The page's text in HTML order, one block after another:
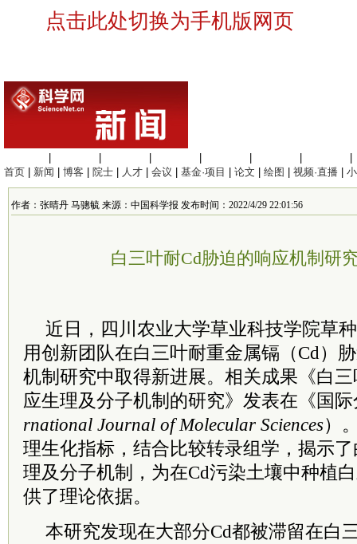
点击此处切换为手机版网页
首页
新闻 博客 院士 人才 会议 基金·项目 论文 绘图 视频·直播
作者：张晴丹 马骢毓 来源：中国科学报 发布时间：2022/4/29 22:01:56
白三叶耐Cd胁迫的响应机制研
近日，四川农业大学草业科技学院草
用创新团队在白三叶耐重金属镉（Cd）
机制研究中取得新进展。 相关成果《白
应生理及分子机制的研究》发表在《国
rnational Journal of Molecular Sciences）
理生化指标，结合比较转录组学，揭示
理及分子机制，为在Cd污染土壤中种植
供了理论依据。
本研究发现在大部分Cd都被滞留在白